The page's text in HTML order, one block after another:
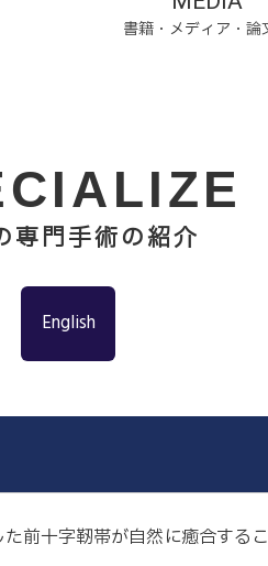
書籍・メディア・論
専門手術の紹介
English
前十字靭帯が自然に癒合す